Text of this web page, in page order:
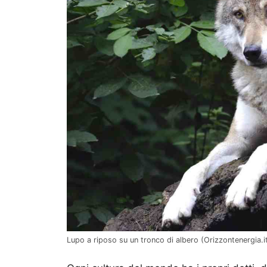
Lupo a riposo su un tronco di albero